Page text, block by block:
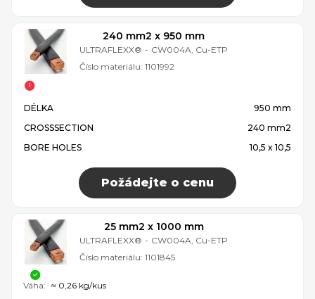
240 mm2 x 950 mm
ULTRAFLEXX® - CW004A, Cu-ETP
Číslo materiálu: 1101992
DÉLKA
950 mm
CROSSSECTION
240 mm2
BORE HOLES
10,5 x 10,5
Požádejte o cenu
25 mm2 x 1000 mm
ULTRAFLEXX® - CW004A, Cu-ETP
Číslo materiálu: 1101845
Váha: ≈ 0,26 kg/kus